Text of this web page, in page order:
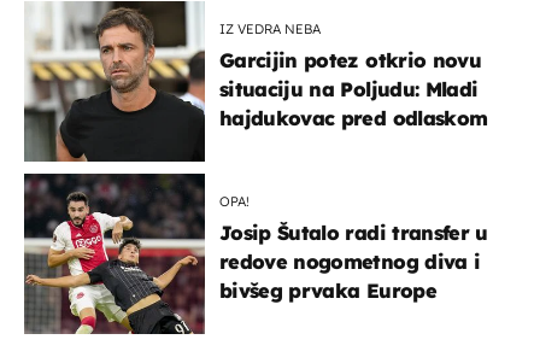
IZ VEDRA NEBA
Garcijin potez otkrio novu
situaciju na Poljudu: Mladi
hajdukovac pred odlaskom
OPA!
Josip Šutalo radi transfer u
redove nogometnog diva i
bivšeg prvaka Europe